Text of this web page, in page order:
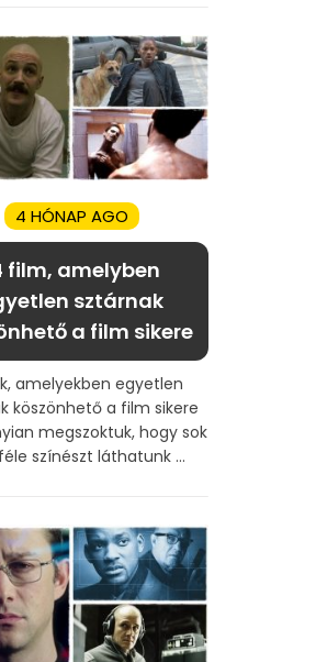
4 HÓNAP AGO
film, amelyben
sztárnak
a film sikere
amelyekben egyetlen
köszönhető a film sikere
megszoktuk, hogy sok
színészt láthatunk ...